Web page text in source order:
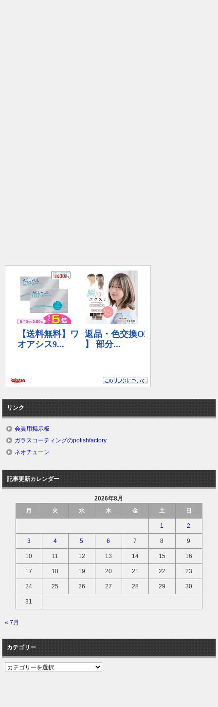
リンク
会員用掲示板
ガラスコーティングのpolishfactory
ネオチューン
記事更新カレンダー
2026年8月
月
火 水 木 金 土 日
1 2
3 4 5 6 7 8 9
10 11 12 13 14 15 16
17 18 19 20 21 22 23
24 25 26 27 28 29 30
31
« 7月
カテゴリー
カ